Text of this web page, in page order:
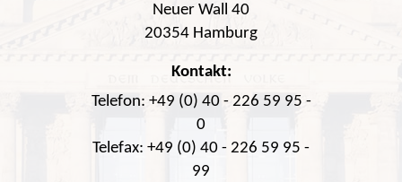
Neuer Wall 40
20354 Hamburg
Kontakt:
Telefon: +49 (0) 40 - 226 59 95 -
0
Telefax: +49 (0) 40 - 226 59 95 -
99